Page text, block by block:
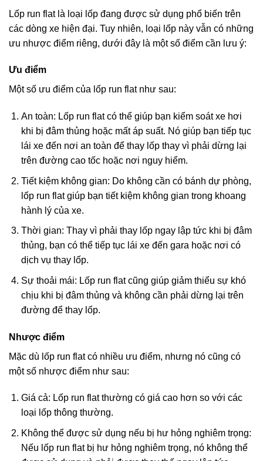
Lốp run flat là loại lốp đang được sử dụng phổ biến trên
các dòng xe hiện đại. Tuy nhiên, loại lốp này vẫn có những
ưu nhược điểm riêng, dưới đây là một số điểm cần lưu ý:
Ưu điểm
Một số ưu điểm của lốp run flat như sau:
An toàn: Lốp run flat có thể giúp bạn kiểm soát xe hơi
khi bị đâm thủng hoặc mất áp suất. Nó giúp bạn tiếp tục
lái xe đến nơi an toàn để thay lốp thay vì phải dừng lại
trên đường cao tốc hoặc nơi nguy hiểm.
Tiết kiệm không gian: Do không cần có bánh dự phòng,
lốp run flat giúp bạn tiết kiệm không gian trong khoang
hành lý của xe.
Thời gian: Thay vì phải thay lốp ngay lập tức khi bị đâm
thủng, bạn có thể tiếp tục lái xe đến gara hoặc nơi có
dịch vụ thay lốp.
Sự thoải mái: Lốp run flat cũng giúp giảm thiểu sự khó
chịu khi bị đâm thủng và không cần phải dừng lại trên
đường để thay lốp.
Nhược điểm
Mặc dù lốp run flat có nhiều ưu điểm, nhưng nó cũng có
một số nhược điểm như sau:
Giá cả: Lốp run flat thường có giá cao hơn so với các
loại lốp thông thường.
Không thể được sử dụng nếu bị hư hỏng nghiêm trọng:
Nếu lốp run flat bị hư hỏng nghiêm trọng, nó không thể